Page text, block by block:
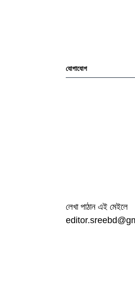
যোগাযোগ
লেখা পাঠান এই মেইলে